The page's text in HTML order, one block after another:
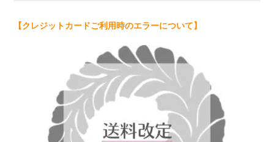
【クレジットカードご利用時のエラーについて】